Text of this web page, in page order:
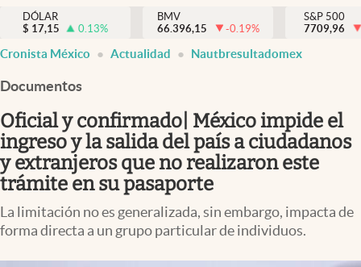
México
Dólar y mercados
Pc y celular
Vida y estilo
Clima
Espiritualidad
DÓLAR
$ 17,15 0.13%
BMV
66.396,15
-0.19%
S&P 500
7709,96
Cronista México Actualidad Nautbresultadomex
Documentos
Oficial y confirmado| México impide el
ingreso y la salida del país a ciudadanos
y extranjeros que no realizaron este
trámite en su pasaporte
La limitación no es generalizada, sin embargo, impacta de
forma directa a un grupo particular de individuos.